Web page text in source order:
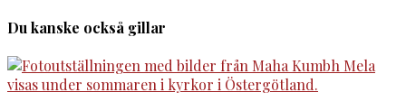
Du kanske också gillar